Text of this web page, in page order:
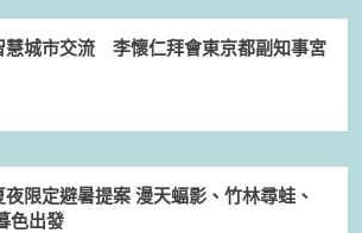
慧城市交流 李懷仁拜會東京都副知事宮
限定避暑提案 漫天蝠影、竹林尋蛙、
色出發